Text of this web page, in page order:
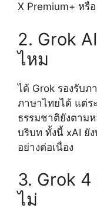
X Premium+ หรื
2. Grok
ไหม
ได้ Grok รองรับ
ภาษาไทยได้ แต่ร
ธรรมชาติยังตาม
บริบท ทั้งนี้ xAI ยั
อย่างต่อเนื่อง
3. Grok
ไม่